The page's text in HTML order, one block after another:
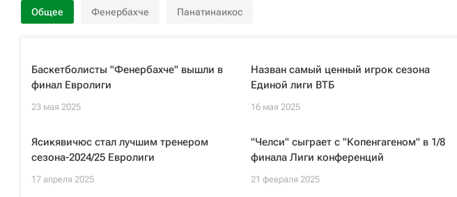
Общее Фенербахче Панатинаикос
Баскетболисты "Фенербахче" вышли в
финал Евролиги
23 мая 2025
Назван самый ценный игрок сезона
Единой лиги ВТБ
16 мая 2025
Ясикявичюс стал лучшим тренером
сезона-2024/25 Евролиги
17 апреля 2025
"Челси" сыграет с "Копенгагеном" в 1/8
финала Лиги конференций
21 февраля 2025